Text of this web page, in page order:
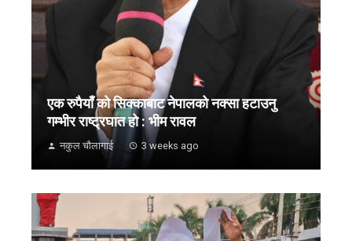
एक रुपैयाँ को सिक्काबाट नेपालको नक्सा हटाउनु
गम्भीर राष्ट्रघात हो : भीम रावल
नकुल चौलागाई 3 weeks ago